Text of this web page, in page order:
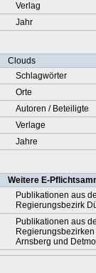
Verlag
Jahr
Clouds
Schlagwörter
Orte
Autoren / Beteiligte
Verlage
Jahre
Weitere E-
Publikationen aus
Regierungsbezirk
Publikationen aus
Regierungsbezirken
Arnsberg und